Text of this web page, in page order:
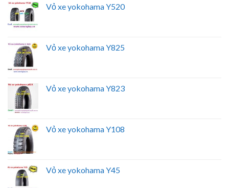
Vỏ xe yokohama Y520
Vỏ xe yokohama Y825
Vỏ xe yokohama Y823
Vỏ xe yokohama Y108
Vỏ xe yokohama Y45